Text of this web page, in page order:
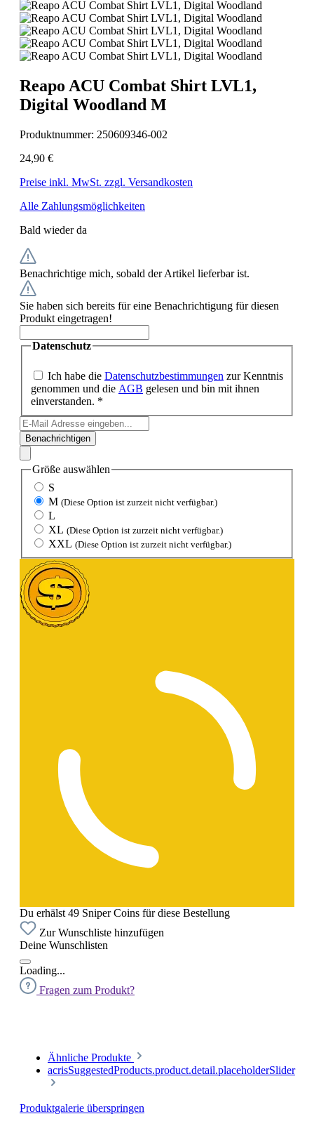
Reapo ACU Combat Shirt LVL1,
Digital Woodland M
Produktnummer: 250609346-002
24,90 €
Preise inkl. MwSt. zzgl. Versandkosten
Alle Zahlungsmöglichkeiten
Bald wieder da
Benachrichtige mich, sobald der Artikel lieferbar ist.
Sie haben sich bereits für eine Benachrichtigung für diesen
Produkt eingetragen!
Datenschutz
Ich habe die Datenschutzbestimmungen zur Kenntnis
genommen und die AGB gelesen und bin mit ihnen
einverstanden. *
Benachrichtigen
Größe auswählen
S
M (Diese Option ist zurzeit nicht verfügbar.)
L
XL (Diese Option ist zurzeit nicht verfügbar.)
XXL (Diese Option ist zurzeit nicht verfügbar.)
Du erhälst 49 Sniper Coins für diese Bestellung
Zur Wunschliste hinzufügen
Deine Wunschlisten
Loading...
Fragen zum Produkt?
Ähnliche Produkte
acrisSuggestedProducts.product.detail.placeholderSlider
Produktgalerie überspringen